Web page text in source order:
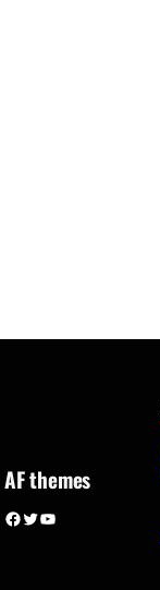
AF themes
Facebook Twitter YouTube